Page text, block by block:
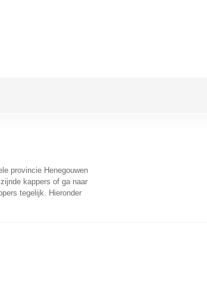
provincie Henegouwen
kappers of ga naar
tegelijk. Hieronder